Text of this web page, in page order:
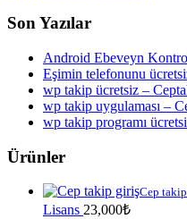
Son Yazılar
Android Ebeveyn
Eşimin telefonunu
wp takip ücretsiz –
wp takip uygulaması –
wp takip programı
Ürünler
Cep
Lisans 23,000₺